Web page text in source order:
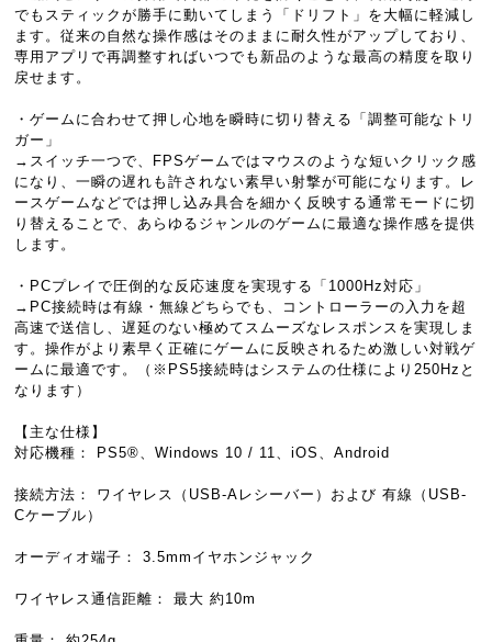
でもスティックが勝手に動いてしまう「ドリフト」を大幅に軽減し
ます。従来の自然な操作感はそのままに耐久性がアップしており、
専用アプリで再調整すればいつでも新品のような最高の精度を取り
戻せます。
・ゲームに合わせて押し心地を瞬時に切り替える「調整可能なトリ
ガー」
→スイッチ一つで、FPSゲームではマウスのような短いクリック感
になり、一瞬の遅れも許されない素早い射撃が可能になります。レ
ースゲームなどでは押し込み具合を細かく反映する通常モードに切
り替えることで、あらゆるジャンルのゲームに最適な操作感を提供
します。
・PCプレイで圧倒的な反応速度を実現する「1000Hz対応」
→PC接続時は有線・無線どちらでも、コントローラーの入力を超
高速で送信し、遅延のない極めてスムーズなレスポンスを実現しま
す。操作がより素早く正確にゲームに反映されるため激しい対戦ゲ
ームに最適です。（※PS5接続時はシステムの仕様により250Hzと
なります）
【主な仕様】
対応機種： PS5®、Windows 10 / 11、iOS、Android
接続方法： ワイヤレス（USB-Aレシーバー）および 有線（USB-
Cケーブル）
オーディオ端子： 3.5mmイヤホンジャック
ワイヤレス通信距離： 最大 約10m